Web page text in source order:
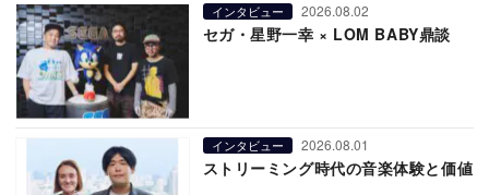
インタビュー 2026.08.02
セガ・星野一幸 × LOM BABY鼎談
インタビュー 2026.08.01
ストリーミング時代の音楽体験と価値